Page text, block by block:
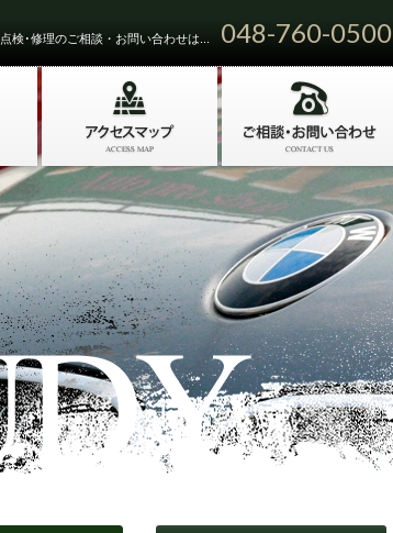
点検･修理のご相談・お問い合わせは... 048-760-0500